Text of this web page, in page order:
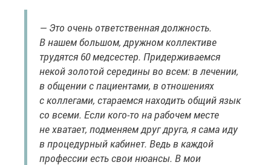
— Это очень ответственная должность.
В нашем большом, дружном коллективе
трудятся 60 медсестер. Придерживаемся
некой золотой середины во всем: в лечении,
в общении с пациентами, в отношениях
с коллегами, стараемся находить общий язык
со всеми. Если кого-то на рабочем месте
не хватает, подменяем друг друга, я сама иду
в процедурный кабинет. Ведь в каждой
профессии есть свои нюансы. В мои